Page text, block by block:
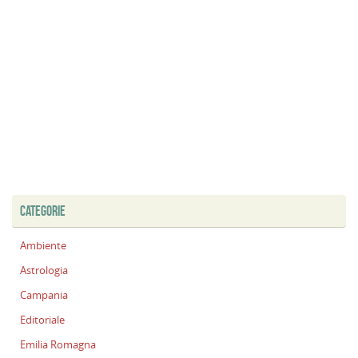
CATEGORIE
Ambiente
Astrologia
Campania
Editoriale
Emilia Romagna